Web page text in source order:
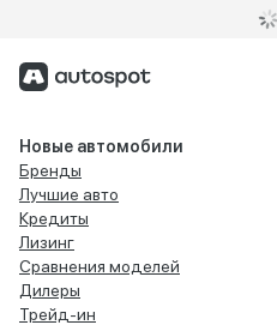
Новые автомобили
Бренды
Лучшие авто
Кредиты
Лизинг
Сравнения моделей
Дилеры
Трейд-ин